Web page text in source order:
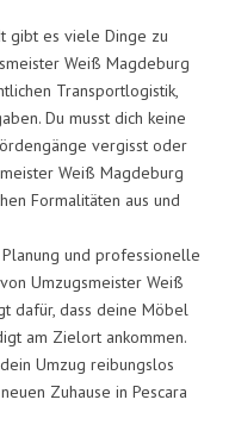
gibt es viele Dinge zu
Weiß Magdeburg
Transportlogistik,
Du musst dich keine
vergisst oder
Weiß Magdeburg
Formalitäten aus und
und professionelle
Umzugsmeister Weiß
dafür, dass deine Möbel
am Zielort ankommen.
Umzug reibungslos
Zuhause in Pescara